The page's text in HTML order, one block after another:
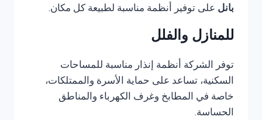
بانل على توفير أنظمة مناسبة لطبيعة كل مكان.
للمنازل والفلل
توفر الشركة أنظمة إنذار مناسبة للمساحات
السكنية، تساعد على حماية الأسرة والممتلكات،
خاصة في المطابخ وغرف الكهرباء والمناطق
الحساسة.